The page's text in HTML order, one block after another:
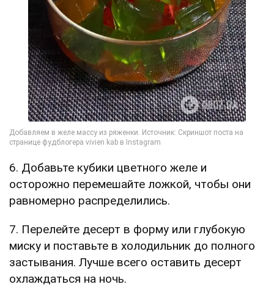
6. Добавьте кубики цветного желе и
осторожно перемешайте ложкой, чтобы они
равномерно распределились.
7. Перелейте десерт в форму или глубокую
миску и поставьте в холодильник до полного
застывания. Лучше всего оставить десерт
охлаждаться на ночь.